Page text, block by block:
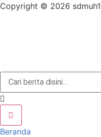
Copyright © 2026
Beranda